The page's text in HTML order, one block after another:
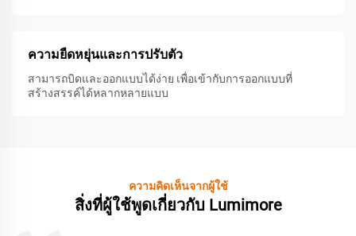
ความยืดหยุ่นและการปรับตัว
สามารถบิดและออกแบบได้ง่าย เพื่อเข้ากับการออกแบบที่
สร้างสรรค์ได้หลากหลายแบบ
ความคิดเห็นจากผู้ใช้
สิ่งที่ผู้ใช้พูดเกี่ยวกับ Lumimore